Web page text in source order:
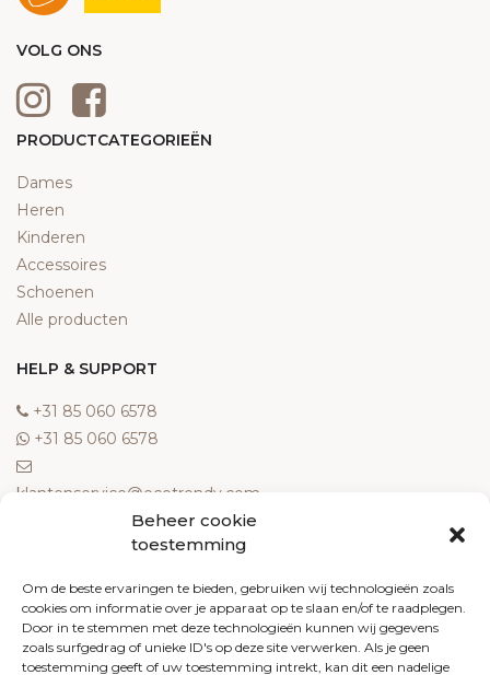
Beheer cookie
toestemming
Om de beste ervaringen te bieden, gebruiken wij technologieën zoals
cookies om informatie over je apparaat op te slaan en/of te raadplegen.
Door in te stemmen met deze technologieën kunnen wij gegevens
zoals surfgedrag of unieke ID's op deze site verwerken. Als je geen
toestemming geeft of uw toestemming intrekt, kan dit een nadelige
VOLG ONS
PRODUCTCATEGORIEËN
Dames
Heren
Kinderen
Accessoires
Schoenen
Alle producten
HELP & SUPPORT
‎+31 85 060 6578
‎+31 85 060 6578
klantenservice@ecotrendy.com
Meest gestelde vragen
Contact
Algemene voorwaarden
Retourneren